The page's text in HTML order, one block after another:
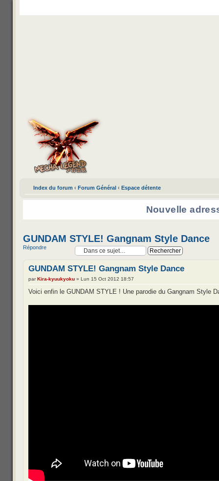
Index du forum ‹ Forum Général ‹ Espace détente
Nouvelle
GUNDAM STYLE! Gangnam Style Dance
Répondre
GUNDAM STYLE! Gangnam Style Dance
parKira-kyuukyoku » Lun 15 Oct 2012 18:57
Voici enfin le GUNDAM STYLE ! Une parodie du Gangnam Style